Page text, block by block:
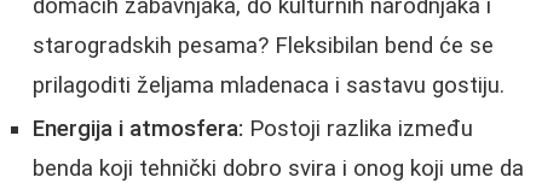
domaćih zabavnjaka, do kulturnih narodnjaka i
starogradskih pesama? Fleksibilan bend će se
prilagoditi željama mladenaca i sastavu gostiju.
Energija i atmosfera: Postoji razlika između
benda koji tehnički dobro svira i onog koji ume da